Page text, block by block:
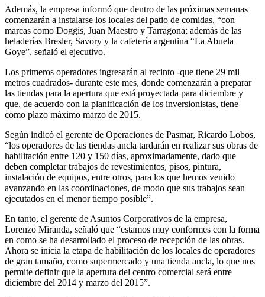
Además, la empresa informó que dentro de las próximas semanas
comenzarán a instalarse los locales del patio de comidas, “con
marcas como Doggis, Juan Maestro y Tarragona; además de las
heladerías Bresler, Savory y la cafetería argentina “La Abuela
Goye”, señaló el ejecutivo.
Los primeros operadores ingresarán al recinto -que tiene 29 mil
metros cuadrados- durante este mes, donde comenzarán a preparar
las tiendas para la apertura que está proyectada para diciembre y
que, de acuerdo con la planificación de los inversionistas, tiene
como plazo máximo marzo de 2015.
Según indicó el gerente de Operaciones de Pasmar, Ricardo Lobos,
“los operadores de las tiendas ancla tardarán en realizar sus obras de
habilitación entre 120 y 150 días, aproximadamente, dado que
deben completar trabajos de revestimientos, pisos, pintura,
instalación de equipos, entre otros, para los que hemos venido
avanzando en las coordinaciones, de modo que sus trabajos sean
ejecutados en el menor tiempo posible”.
En tanto, el gerente de Asuntos Corporativos de la empresa,
Lorenzo Miranda, señaló que “estamos muy conformes con la forma
en como se ha desarrollado el proceso de recepción de las obras.
Ahora se inicia la etapa de habilitación de los locales de operadores
de gran tamaño, como supermercado y una tienda ancla, lo que nos
permite definir que la apertura del centro comercial será entre
diciembre del 2014 y marzo del 2015”.